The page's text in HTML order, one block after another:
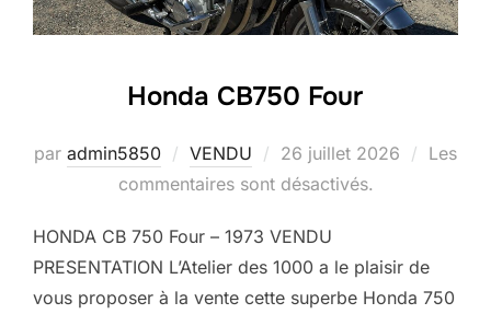
Honda CB750 Four
par admin5850 VENDU
Publié
le
26 juillet 2026
Les
commentaires sont désactivés.
HONDA CB 750 Four – 1973 VENDU
PRESENTATION L’Atelier des 1000 a le plaisir de
vous proposer à la vente cette superbe Honda 750